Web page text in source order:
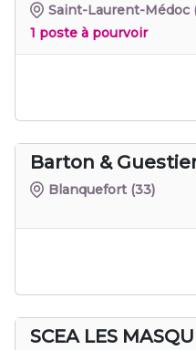
Saint-Laurent-Médoc
1 poste à pourvoir
Barton &
Blanquefort (33)
SCEA LES